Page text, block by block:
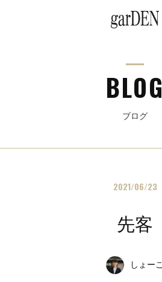
BLOG
ブログ
2021/06/23
先客
しょーこ